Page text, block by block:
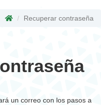
Recuperar contraseña
un correo con los pasos a